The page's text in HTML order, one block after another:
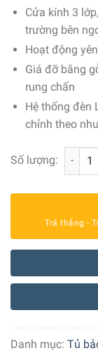
Cửa kính 3
trường bên
Hoạt động
Giá đỡ bằng
rung chấn
Hệ thống đèn
chỉnh theo
Số lượng: Tủ
Trả thẳng -
Danh mục: Tủ